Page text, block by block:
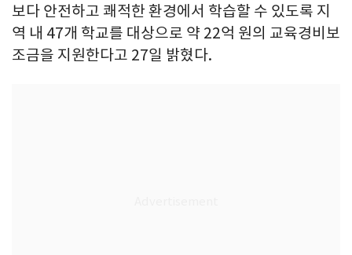
보다 안전하고 쾌적한 환경에서 학습할 수 있도록 지
역 내 47개 학교를 대상으로 약 22억 원의 교육경비보
조금을 지원한다고 27일 밝혔다.